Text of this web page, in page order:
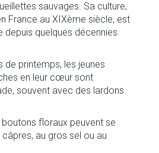
sauvages. Sa culture,
France au XIXème siècle, est
quelques décennies.
de printemps, les jeunes
en leur cœur sont
souvent avec des lardons.
floraux peuvent se
au gros sel ou au